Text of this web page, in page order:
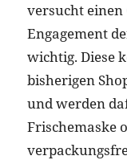
versucht einen
Engagement
wichtig. Diese
bisherigen
und werden
Frischemaske